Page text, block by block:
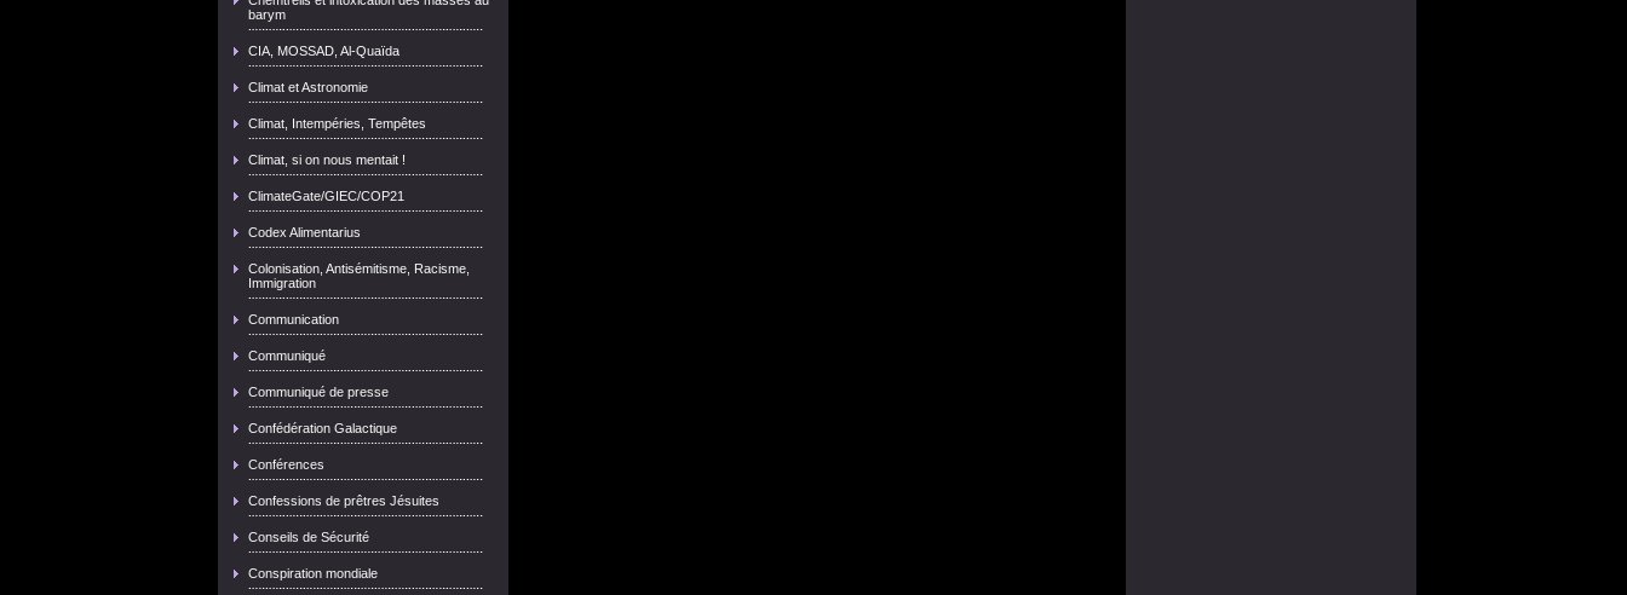
barym
CIA, MOSSAD, Al-Quaïda
Climat et Astronomie
Climat, Intempéries, Tempêtes
Climat, si on nous mentait !
ClimateGate/GIEC/COP21
Codex Alimentarius
Colonisation, Antisémitisme, Racisme,
Immigration
Communication
Communiqué
Communiqué de presse
Confédération Galactique
Conférences
Confessions de prêtres Jésuites
Conseils de Sécurité
Conspiration mondiale